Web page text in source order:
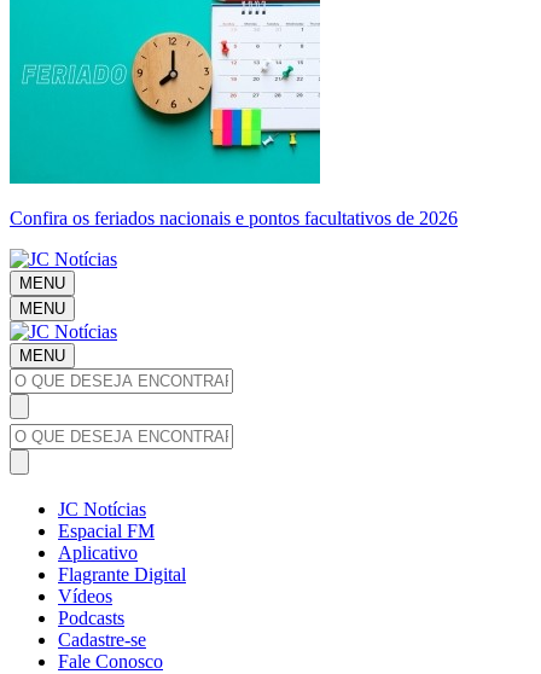
Confira os feriados nacionais e pontos facultativos de 2026
MENU
MENU
MENU
JC Notícias
Espacial FM
Aplicativo
Flagrante Digital
Vídeos
Podcasts
Cadastre-se
Fale Conosco